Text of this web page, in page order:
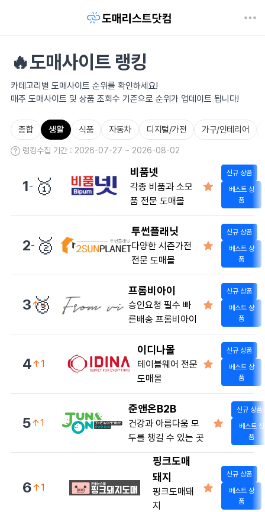
🔥도매사이트 랭킹
카테고리별 도매사이트 순위를 확인하세요!
매주 도매사이트 및 상품 조회수 기준으로 순위가 업데이트 됩니다!
종합 생활 식품 자동차 디지털/가전 가구/인테리어
랭킹수집 기간 : 2026-07-27 ~ 2026-08-02
1- 🥇
비품넷
각종 비품과 소모
품 전문 도매몰
신규 상품
베스트 상
품
2- 🥈
투썬플래닛
다양한 시즌가전
전문 도매몰
신규 상품
베스트 상
품
3↑8
🥉
프롬비아이
승인요청 필수 빠
른배송 프롬비아이
신규 상품
베스트 상
품
4↑1
이디나몰
테이블웨어 전문
도매몰
신규 상품
베스트 상
품
5↑1
준앤온B2B
건강과 아름다움 모
두를 챙길 수 있는 곳
신규 상품
베스트 상
품
6↑1
핑크도매
돼지
핑크도매돼
지
신규 상품
베스트 상
품